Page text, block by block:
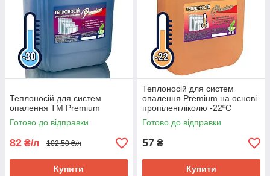
Теплоносій для систем
опалення TM Premium
Готово до відправки
82 ₴/л 102,50 ₴/л
Купити
Теплоносій для систем
опалення Premium на основі
пропіленгліколю -22ºС
Готово до відправки
57 ₴
Купити